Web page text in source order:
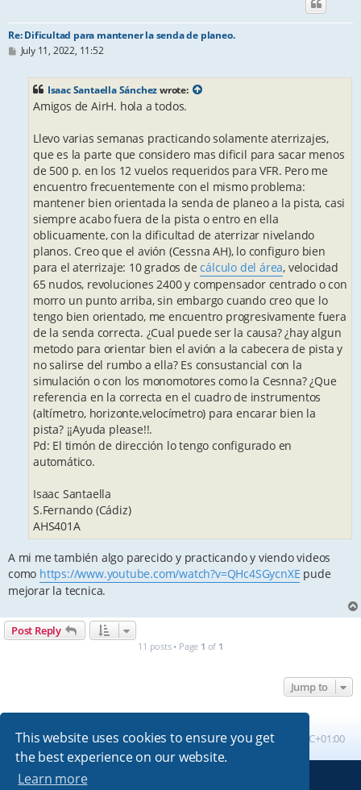
This website uses cookies to ensure you get
the best experience on our website.
Learn more
Re: Dificultad para mantener la senda de planeo.
PJuly 11, 2022, 11:52
Isaac Santaella Sánchezwrote:
Amigos de AirH. hola a todos.
Llevo varias semanas practicando solamente aterrizajes,
que es la parte que considero mas dificil para sacar menos
de 500 p. en los 12 vuelos requeridos para VFR. Pero me
encuentro frecuentemente con el mismo problema:
mantener bien orientada la senda de planeo a la pista, casi
siempre acabo fuera de la pista o entro en ella
oblicuamente, con la dificultad de aterrizar nivelando
planos. Creo que el avión (Cessna AH), lo configuro bien
para el aterrizaje: 10 grados decálculo del área, velocidad
65 nudos, revoluciones 2400 y compensador centrado o con
morro un punto arriba, sin embargo cuando creo que lo
tengo bien orientado, me encuentro progresivamente fuera
de la senda correcta. ¿Cual puede ser la causa? ¿hay algun
metodo para orientar bien el avión a la cabecera de pista y
no salirse del rumbo a ella? Es consustancial con la
simulación o con los monomotores como la Cesnna? ¿Que
referencia en la correcta en el cuadro de instrumentos
(altímetro, horizonte,velocímetro) para encarar bien la
pista? ¡¡Ayuda please!!.
Pd: El timón de dirección lo tengo configurado en
automático.
Isaac Santaella
S.Fernando (Cádiz)
AHS401A
A mi me también algo parecido y practicando y viendo videos
como https://www.youtube.com/watch?v=QHc4SGycnXE pude
mejorar la tecnica.
Post Reply
11 posts • Page 1 of 1
Jump to
Board index All times are UTC+01:00